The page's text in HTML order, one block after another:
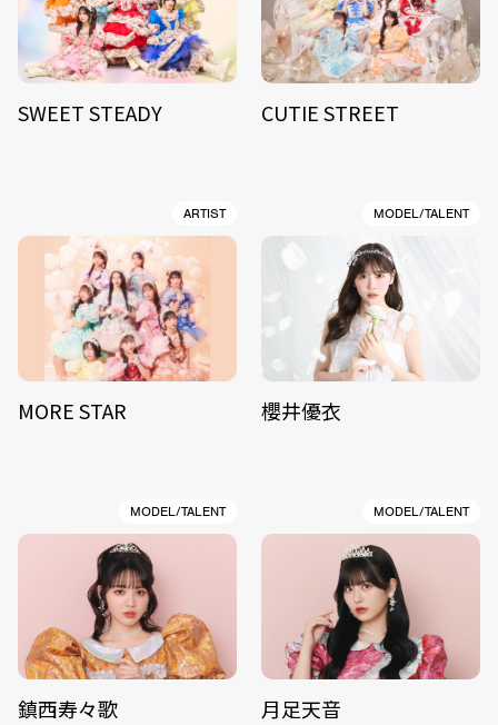
SWEET STEADY CUTIE STREET
ARTIST
MORE STAR
MODEL/TALENT
櫻井優衣
MODEL/TALENT
鎮西寿々歌
MODEL/TALENT
月足天音